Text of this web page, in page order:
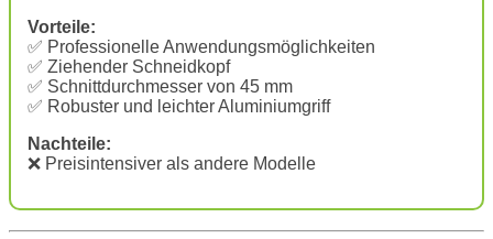
Vorteile:
✅ Professionelle Anwendungsmöglichkeiten
✅ Ziehender Schneidkopf
✅ Schnittdurchmesser von 45 mm
✅ Robuster und leichter Aluminiumgriff
Nachteile:
❌ Preisintensiver als andere Modelle